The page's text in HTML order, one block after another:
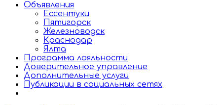
Объявления
Ессентуки
Пятигорск
Железноводск
Краснодар
Ялта
Программа лояльности
Доверительное управление
Дополнительные услуги
Публикации в социальных сетях